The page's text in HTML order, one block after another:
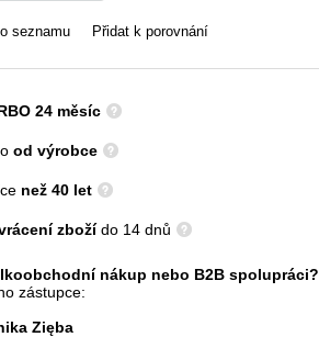
seznamu Přidat k porovnání
24 měsíc
od výrobce
než 40 let
zbožído 14 dnů
nákup nebo B2B spolupráci?
zástupce:
Zięba